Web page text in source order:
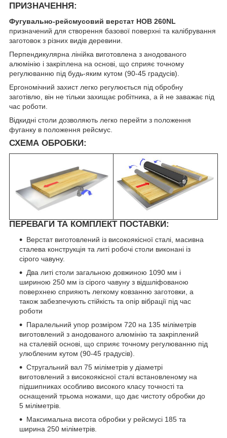
ПРИЗНАЧЕННЯ:
Фугувально-рейсмусовий верстат HOB 260NL
призначений для створення базової поверхні та калібрування
заготовок з різних видів деревини.
Перпендикулярна лінійка виготовлена з анодованого
алюмінію і закріплена на основі, що сприяє точному
регулюванню під будь-яким кутом (90-45 градусів).
Ергономічний захист легко регулюється під обробну
заготівлю, він не тільки захищає робітника, а й не заважає під
час роботи.
Відкидні столи дозволяють легко перейти з положення
фуганку в положення рейсмус.
СХЕМА ОБРОБКИ:
ПЕРЕВАГИ ТА КОМПЛЕКТ ПОСТАВКИ:
Верстат виготовлений із високоякісної сталі, масивна
сталева конструкція та литі робочі столи виконані із
сірого чавуну.
Два литі столи загальною довжиною 1090 мм і
шириною 250 мм із сірого чавуну з відшліфованою
поверхнею сприяють легкому ковзанню заготовки, а
також забезпечують стійкість та опір вібрації під час
роботи
Паралельний упор розміром 720 на 135 міліметрів
виготовлений з анодованого алюмінію та закріплений
на сталевій основі, що сприяє точному регулюванню під
улюбленим кутом (90-45 градусів).
Стругальний вал 75 міліметрів у діаметрі
виготовлений з високоякісної сталі встановленому на
підшипниках особливо високого класу точності та
оснащений трьома ножами, що дає чистоту обробки до
5 міліметрів.
Максимальна висота обробки у рейсмусі 185 та
ширина 250 міліметрів.